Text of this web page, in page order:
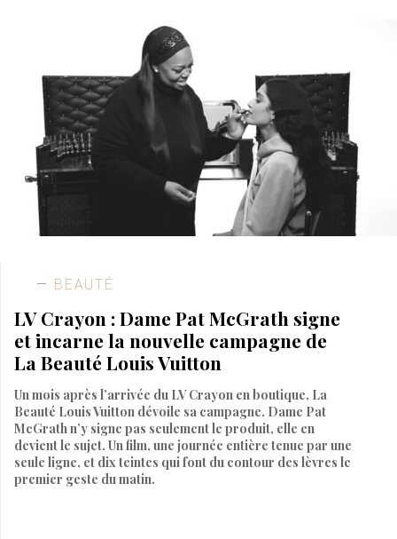
BEAUTÉ
LV Crayon : Dame Pat McGrath signe
et incarne la nouvelle campagne de
La Beauté Louis Vuitton
Un mois après l’arrivée du LV Crayon en boutique, La
Beauté Louis Vuitton dévoile sa campagne. Dame Pat
McGrath n’y signe pas seulement le produit, elle en
devient le sujet. Un film, une journée entière tenue par une
seule ligne, et dix teintes qui font du contour des lèvres le
premier geste du matin.